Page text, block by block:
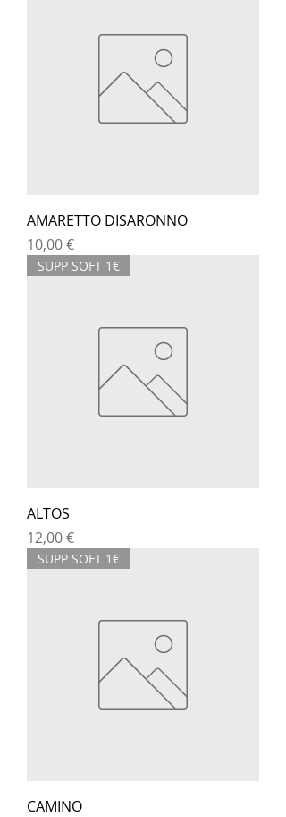
AMARETTO DISARONNO
Prix
10,00 €
SUPP SOFT 1€
ALTOS
Prix
12,00 €
SUPP SOFT 1€
CAMINO